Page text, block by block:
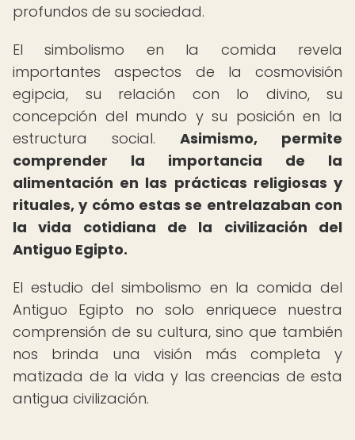
profundos de su sociedad.
El simbolismo en la comida revela
importantes aspectos de la cosmovisión
egipcia, su relación con lo divino, su
concepción del mundo y su posición en la
estructura social. Asimismo, permite
comprender la importancia de la
alimentación en las prácticas religiosas y
rituales, y cómo estas se entrelazaban con
la vida cotidiana de la civilización del
Antiguo Egipto.
El estudio del simbolismo en la comida del
Antiguo Egipto no solo enriquece nuestra
comprensión de su cultura, sino que también
nos brinda una visión más completa y
matizada de la vida y las creencias de esta
antigua civilización.